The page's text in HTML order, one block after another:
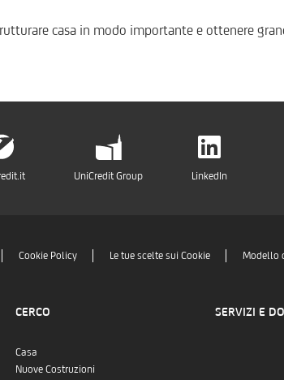
casa in modo importante e ottenere
UniCredit Group LinkedIn
Cookie Policy Le tue scelte sui Cookie Modello
CERCO
Casa
Nuove Costruzioni
SERVIZI E